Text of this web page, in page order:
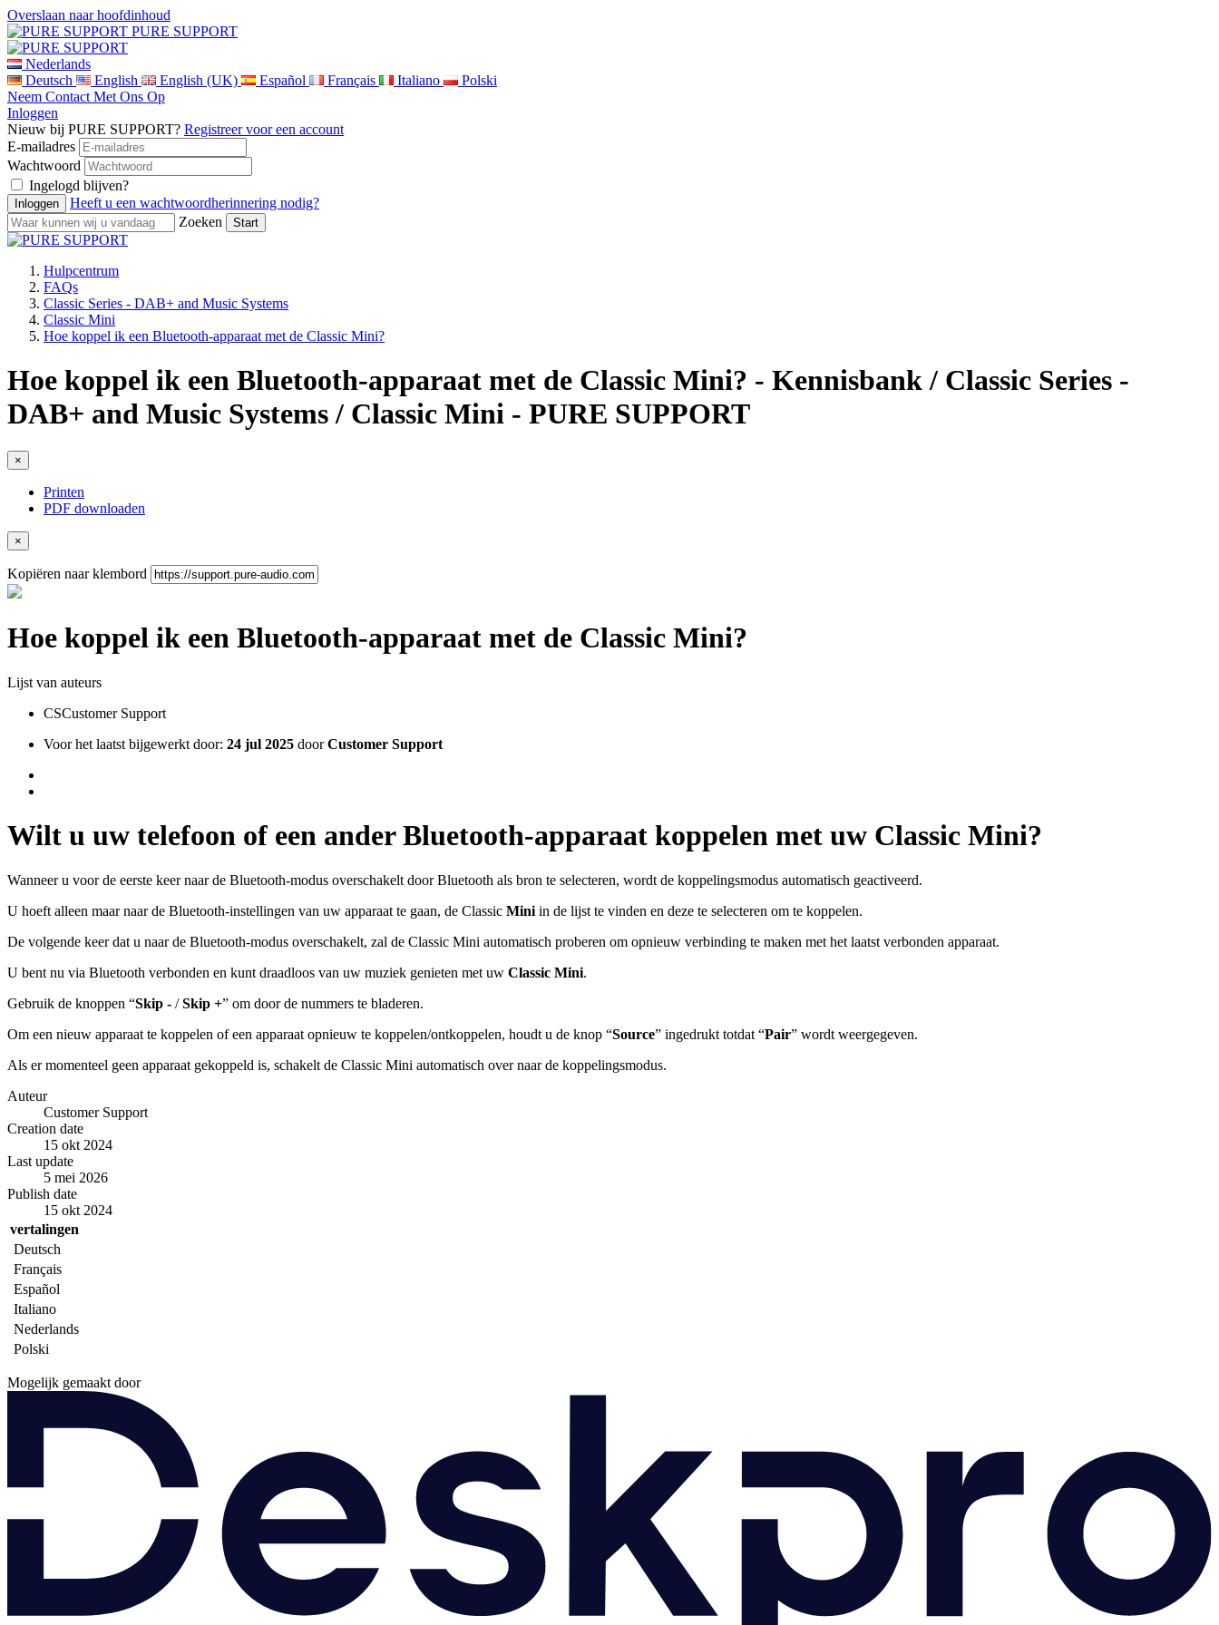
Overslaan naar hoofdinhoud
PURE SUPPORT
Nederlands
Deutsch
English English (UK) Español Français Italiano
Polski
Neem Contact Met Ons Op
Inloggen
Nieuw bij PURE SUPPORT? Registreer voor een account
E-mailadres
Wachtwoord
Ingelogd blijven?
Heeft u een wachtwoordherinnering nodig?
Zoeken
Hulpcentrum
FAQs
Classic Series - DAB+ and Music Systems
Classic Mini
Hoe koppel ik een Bluetooth-apparaat met de Classic Mini?
Hoe koppel ik een Bluetooth-apparaat met de Classic Mini? - Kennisbank / Classic Series -
DAB+ and Music Systems / Classic Mini - PURE SUPPORT
×
Printen
PDF downloaden
×
Kopiëren naar klembord
Hoe koppel ik een Bluetooth-apparaat met de Classic Mini?
Lijst van auteurs
CSCustomer Support
Voor het laatst bijgewerkt door: 24 jul 2025 doorCustomer Support
Wilt u uw telefoon of een ander Bluetooth-apparaat koppelen met uw Classic Mini?
Wanneer u voor de eerste keer naar de Bluetooth-modus overschakelt door Bluetooth als bron te selecteren, wordt de koppelingsmodus automatisch geactiveerd.
U hoeft alleen maar naar de Bluetooth-instellingen van uw apparaat te gaan, de Classic Mini in de lijst te vinden en deze te selecteren om te koppelen.
De volgende keer dat u naar de Bluetooth-modus overschakelt, zal de Classic Mini automatisch proberen om opnieuw verbinding te maken met het laatst verbonden apparaat.
U bent nu via Bluetooth verbonden en kunt draadloos van uw muziek genieten met uw Classic Mini.
Gebruik de knoppen “Skip - /Skip +” om door de nummers te bladeren.
Om een nieuw apparaat te koppelen of een apparaat opnieuw te koppelen/ontkoppelen, houdt u de knop “Source” ingedrukt totdat “Pair” wordt weergegeven.
Als er momenteel geen apparaat gekoppeld is, schakelt de Classic Mini automatisch over naar de koppelingsmodus.
Auteur
Customer Support
Creation date
15 okt 2024
Last update
5 mei 2026
Publish date
15 okt 2024
vertalingen
Deutsch
Français
Español
Italiano
Nederlands
Polski
Mogelijk gemaakt door